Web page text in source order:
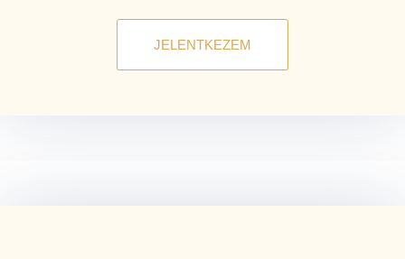
JELENTKEZEM